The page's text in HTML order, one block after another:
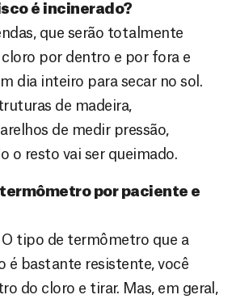
é incinerado?
que serão totalmente
por dentro e por fora e
dia inteiro para secar no sol.
de madeira,
de medir pressão,
o resto vai ser queimado.
termômetro por paciente e
tipo de termômetro que a
é bastante resistente, você
do cloro e tirar. Mas, em geral,